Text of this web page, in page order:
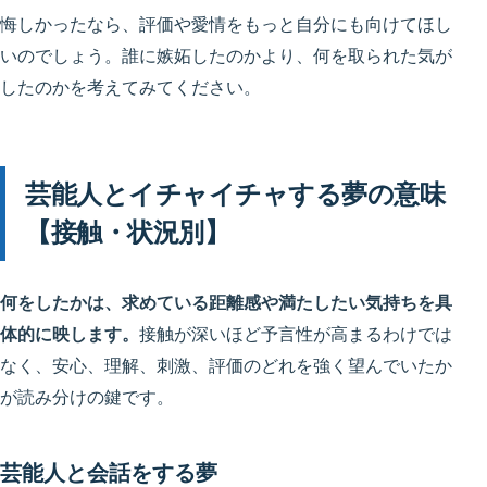
悔しかったなら、評価や愛情をもっと自分にも向けてほし
いのでしょう。誰に嫉妬したのかより、何を取られた気が
したのかを考えてみてください。
芸能人とイチャイチャする夢の意味
【接触・状況別】
何をしたかは、求めている距離感や満たしたい気持ちを具
体的に映します。 接触が深いほど予言性が高まるわけでは
なく、安心、理解、刺激、評価のどれを強く望んでいたか
が読み分けの鍵です。
芸能人と会話をする夢